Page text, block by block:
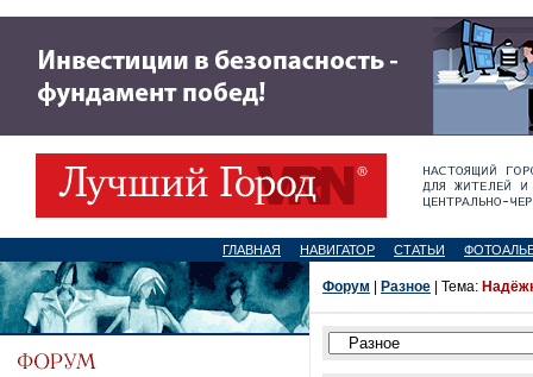
ГЛАВНАЯ НАВИГАТОР СТАТЬИ
Форум Разное | Тема: